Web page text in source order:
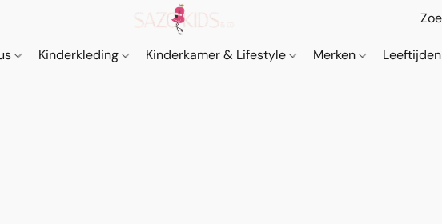
Kinderkleding Kinderkamer & Lifestyle Merken Leeftijden